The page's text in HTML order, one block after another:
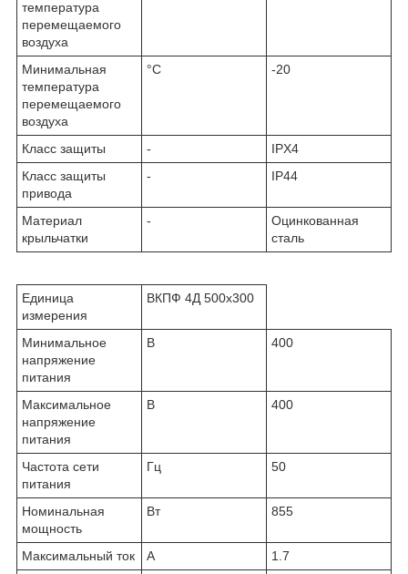
температура
перемещаемого
воздуха
Минимальная
температура
перемещаемого
воздуха
°С -20
Класс защиты -
IPX4
Класс защиты
привода
- IP44
Материал
крыльчатки
-
Оцинкованная
сталь
Единица
измерения
ВКПФ 4Д 500x300
Минимальное
напряжение
питания
В 400
Максимальное
напряжение
питания
В 400
Частота сети
питания
Гц 50
Номинальная
мощность
Вт 855
Максимальный ток A 1.7